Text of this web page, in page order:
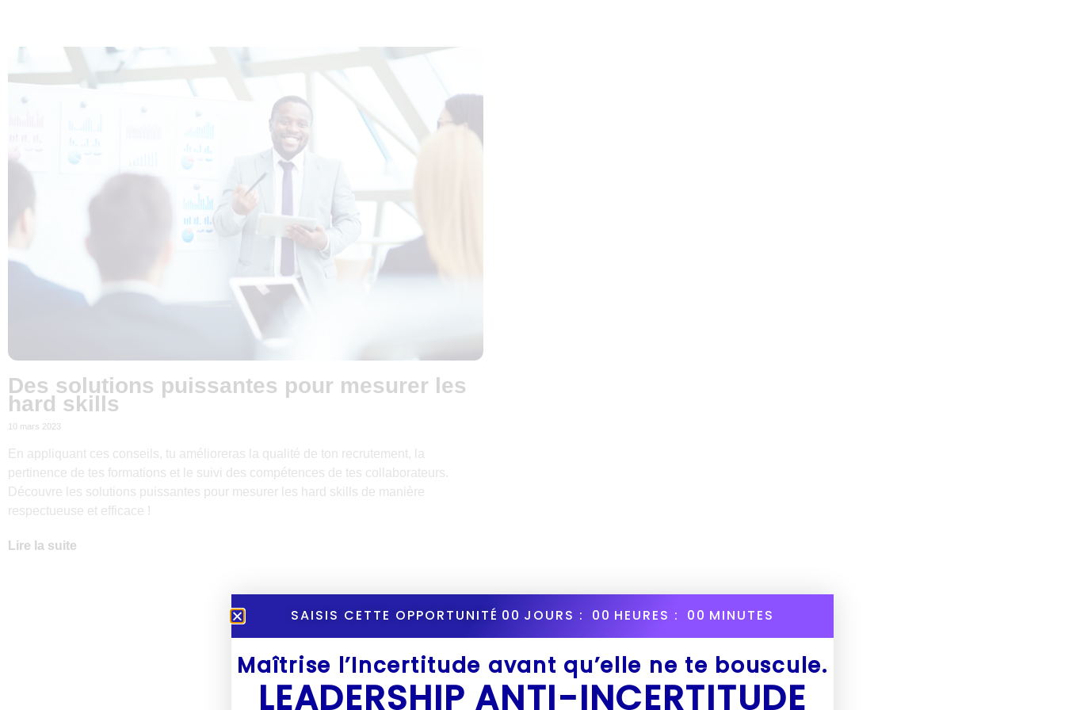
Des solutions puissantes pour mesurer les
hard skills
10 mars 2023
En appliquant ces conseils, tu amélioreras la qualité de ton recrutement, la
pertinence de tes formations et le suivi des compétences de tes collaborateurs.
Découvre les solutions puissantes pour mesurer les hard skills de manière
respectueuse et efficace !
Lire la suite
Il n'y a aucune limite
SAISIS CETTE OPPORTUNITÉ 00 JOURS : 00 HEURES : 00 MINUTES
Maîtrise l’Incertitude avant qu’elle ne te bouscule.
LEADERSHIP ANTI-INCERTITUDE